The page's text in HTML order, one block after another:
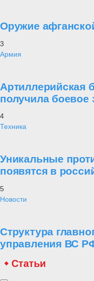
Оружие
3
Армия
Артиллерийская
получила боевое
4
Техника
Уникальные
появятся в
5
Новости
Структура
управления ВС
Статьи